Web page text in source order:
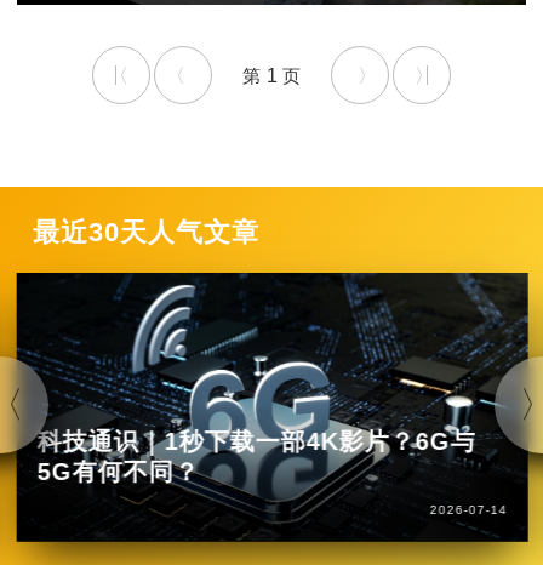
1
最近30天人气文章
科技通识｜1秒下载一部4K影片？6G与
5G有何不同？
2026-07-14